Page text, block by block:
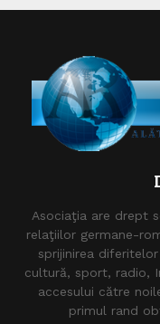
Asociaţia are drept
relaţiilor germane-
sprijinirea
cultură, sport, radio,
accesului către
primul rand